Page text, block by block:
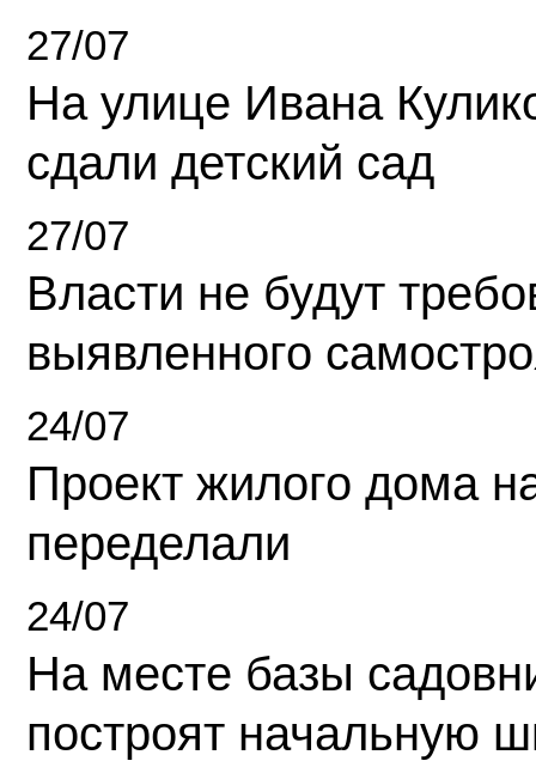
27/07
На улице Ивана
сдали детский сад
27/07
Власти не будут
выявленного
24/07
Проект жилого дома
переделали
24/07
На месте базы
построят начальную